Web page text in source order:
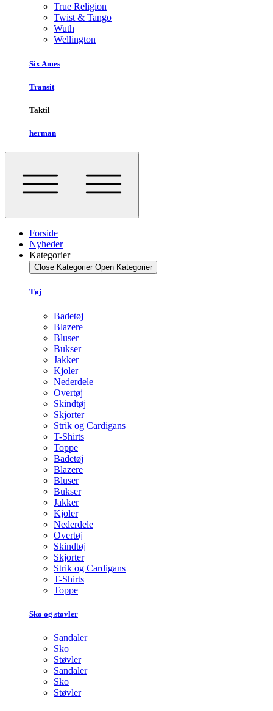
True Religion
Twist & Tango
Wuth
Wellington
Six Ames
Transit
Taktil
herman
Forside
Nyheder
Kategorier
Close Kategorier Open Kategorier
Tøj
Badetøj
Blazere
Bluser
Bukser
Jakker
Kjoler
Nederdele
Overtøj
Skindtøj
Skjorter
Strik og Cardigans
T-Shirts
Toppe
Badetøj
Blazere
Bluser
Bukser
Jakker
Kjoler
Nederdele
Overtøj
Skindtøj
Skjorter
Strik og Cardigans
T-Shirts
Toppe
Sko og støvler
Sandaler
Sko
Støvler
Sandaler
Sko
Støvler